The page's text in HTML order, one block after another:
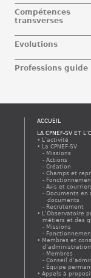
Compétences
transverses
Evolutions
Professions guide
ACCUEIL
LA CPNEF-SV ET
L’activité
La CPNEF-SV
Missions
Actions
Création
Champs et
Avis et
Documents en
documents
Recrutement
L’Observatoire
métiers et des
Missions
Membres et
d’administration
Membres
Conseil
Équipe
Appels à